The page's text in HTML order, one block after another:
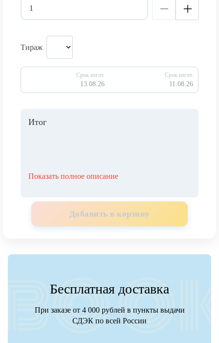
Тираж
Срок изгот.
13.08.26
Срок изгот.
11.08.26
Итог
Показать полное описание
Добавить в корзину
Бесплатная доставка
При заказе от 4 000 рублей в пункты выдачи
СДЭК по всей России